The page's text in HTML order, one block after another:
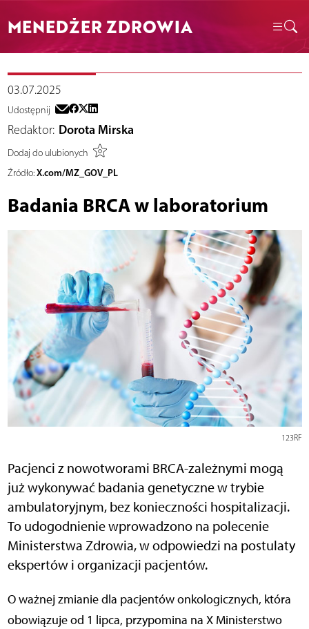
MENEDŻER ZDROWIA
03.07.2025
Udostępnij
Redaktor: Dorota Mirska
Dodaj do ulubionych
Źródło: X.com/MZ_GOV_PL
Badania BRCA w laboratorium
123RF
Pacjenci z nowotworami BRCA-zależnymi mogą
już wykonywać badania genetyczne w trybie
ambulatoryjnym, bez konieczności hospitalizacji.
To udogodnienie wprowadzono na polecenie
Ministerstwa Zdrowia, w odpowiedzi na postulaty
ekspertów i organizacji pacjentów.
O ważnej zmianie dla pacjentów onkologicznych, która
obowiązuje od 1 lipca, przypomina na X Ministerstwo